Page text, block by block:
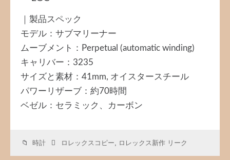
｜製品スペック
モデル：サブマリーナー
ムーブメント：Perpetual (automatic winding)
キャリバー：3235
サイズと素材：41mm, オイスタースチール
パワーリザーブ：約70時間
ベゼル：セラミック、カーボン
時計 ロレックスコピー, ロレックス新作 リーク